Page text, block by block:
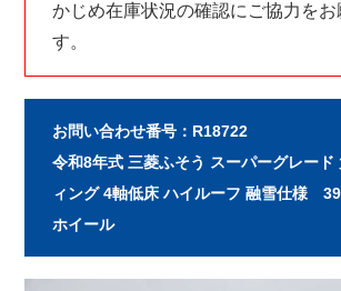
かじめ在庫状況の確認にご協力をお
す。
お問い合わせ番号：R18722
令和8年式 三菱ふそう スーパーグレード
ィング 4軸低床 ハイルーフ 融雪仕様
ホイール